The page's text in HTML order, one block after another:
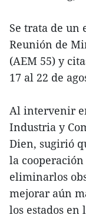
Se trata de un
Reunión de
(AEM 55) y
17 al 22 de
Al intervenir
Industria y
Dien, sugirió
la
eliminarlos
mejorar aún
los estados en